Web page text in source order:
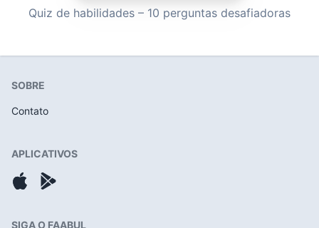
Quiz de habilidades – 10 perguntas desafiadoras
SOBRE
Contato
APLICATIVOS
SIGA O FAABUL